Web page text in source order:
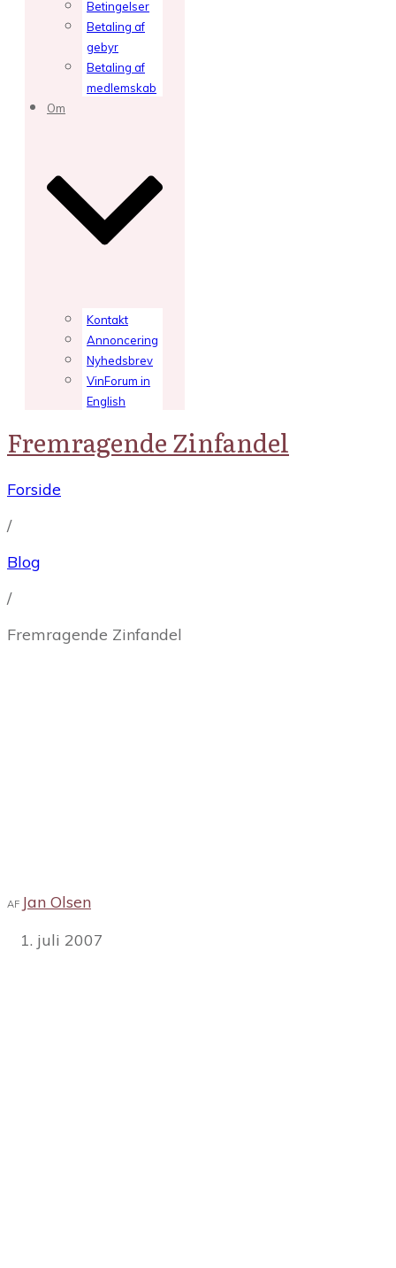
Betingelser
Betaling af
gebyr
Betaling af
medlemskab
Om
Kontakt
Annoncering
Nyhedsbrev
VinForum in
English
Fremragende Zinfandel
Forside
/
Blog
/
Fremragende Zinfandel
AF Jan Olsen
1. juli 2007